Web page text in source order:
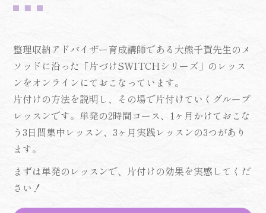
整理収納アドバイザー育成講師である大熊千賀先生のメ
ソッドに沿った「片づけSWITCHシリーズ」のレッス
ンをオンラインにておこなっています。
片付けの方法を説明し、その場で片付けていくグループ
レッスンです。単発の2時間コース、1ヶ月かけておこな
う3日間集中レッスン、3ヶ月実践レッスンの3つがあり
ます。
まずは単発のレッスンで、片付けの効果を実感してくだ
さい！